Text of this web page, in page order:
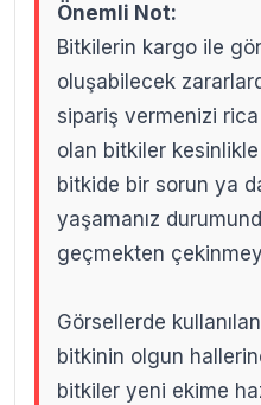
Önemli Not:
Bitkilerin kargo ile
oluşabilecek
sipariş vermenizi
olan bitkiler
bitkide bir sorun ya
yaşamanız
geçmekten
Görsellerde
bitkinin olgun
bitkiler yeni ekime